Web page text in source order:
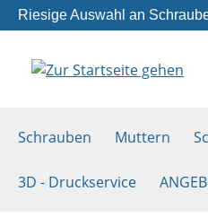
Hauptinhalt springen
Zur Suche springen
Zur Hauptnavigation
Riesige Auswahl an
Schrauben Muttern
3D - Druckservice